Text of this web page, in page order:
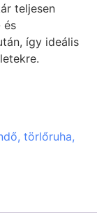
teljesen
és
így ideális
törlőruha,